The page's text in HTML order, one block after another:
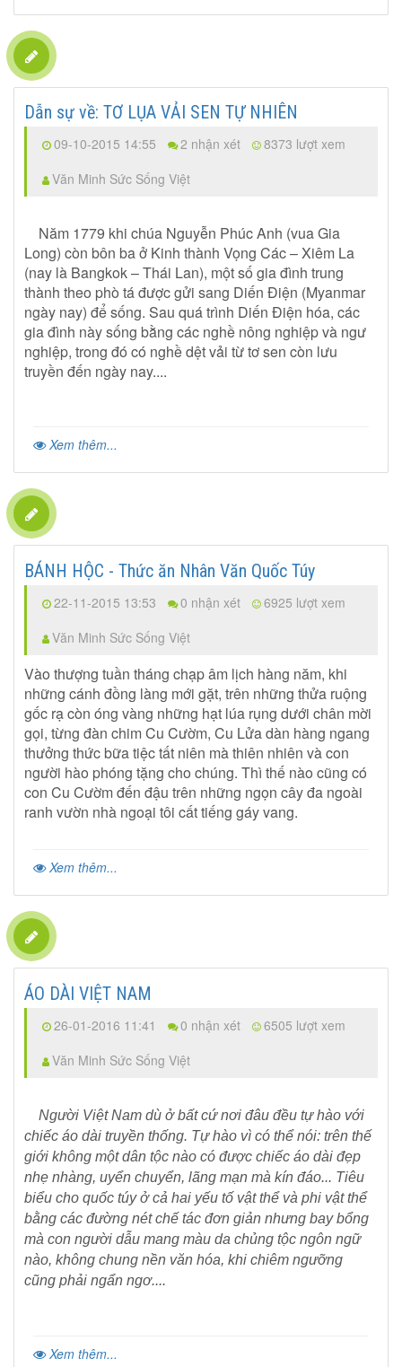
Dẫn sự về: TƠ LỤA VẢI SEN TỰ NHIÊN
09-10-2015 14:55 2 nhận xét
8373 lượt xem
Văn Minh Sức Sống Việt
Năm 1779 khi chúa Nguyễn Phúc Anh (vua Gia
Long) còn bôn ba ở Kinh thành Vọng Các – Xiêm La
(nay là Bangkok – Thái Lan), một số gia đình trung
thành theo phò tá được gửi sang Diến Điện (Myanmar
ngày nay) để sống. Sau quá trình Diến Điện hóa, các
gia đình này sống bằng các nghề nông nghiệp và ngư
nghiệp, trong đó có nghề dệt vải từ tơ sen còn lưu
truyền đến ngày nay....
Xem thêm...
BÁNH HỘC - Thức ăn Nhân Văn Quốc Túy
22-11-2015 13:53 0 nhận xét
6925 lượt xem
Văn Minh Sức Sống Việt
Vào thượng tuần tháng chạp âm lịch hàng năm, khi
những cánh đồng làng mới gặt, trên những thửa ruộng
gốc rạ còn óng vàng những hạt lúa rụng dưới chân mời
gọi, từng đàn chim Cu Cườm, Cu Lửa dàn hàng ngang
thưởng thức bữa tiệc tất niên mà thiên nhiên và con
người hào phóng tặng cho chúng. Thì thế nào cũng có
con Cu Cườm đến đậu trên những ngọn cây đa ngoài
ranh vườn nhà ngoại tôi cất tiếng gáy vang.
Xem thêm...
ÁO DÀI VIỆT NAM
26-01-2016 11:41 0 nhận xét
6505 lượt xem
Văn Minh Sức Sống Việt
Người Việt Nam dù ở bất cứ nơi đâu đều tự hào với
chiếc áo dài truyền thống. Tự hào vì có thể nói: trên thế
giới không một dân tộc nào có được chiếc áo dài đẹp
nhẹ nhàng, uyển chuyển, lãng mạn mà kín đáo... Tiêu
biểu cho quốc túy ở cả hai yếu tố vật thể và phi vật thể
bằng các đường nét chế tác đơn giản nhưng bay bổng
mà con người dẫu mang màu da chủng tộc ngôn ngữ
nào, không chung nền văn hóa, khi chiêm ngưỡng
cũng phải ngẩn ngơ....
Xem thêm...